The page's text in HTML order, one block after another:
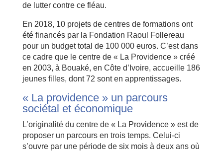
de lutter contre ce fléau.
En 2018, 10 projets de centres de formations ont
été financés par la Fondation Raoul Follereau
pour un budget total de 100 000 euros. C’est dans
ce cadre que le centre de « La Providence » créé
en 2003, à Bouaké, en Côte d’Ivoire, accueille 186
jeunes filles, dont 72 sont en apprentissages.
« La providence » un parcours
sociétal et économique
L’originalité du centre de « La Providence » est de
proposer un parcours en trois temps. Celui-ci
s’ouvre par une période de six mois à deux ans où